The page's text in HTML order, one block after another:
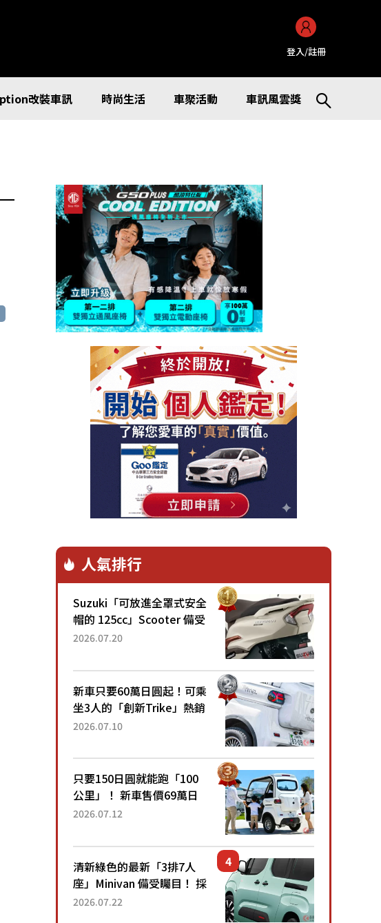
登入/註冊
改裝車訊 時尚生活 車聚活動 車訊風雲獎
人氣排行
Suzuki「可放進全罩式安全
帽的 125cc」Scooter 備受
矚目！採用全新流線設計與
已陸續開始出口的新款
「B...
2026.07.20
新車只要60萬日圓起！可乘
坐3人的「創新Trike」熱銷
大賣成為人氣車款！「養車
日圓就能跑100公里」「小
朋友坐得...
2026.07.10
只要150日圓就能跑「100
公里」！ 新車售價69萬日
圓的「3人座」Trike大受歡
為何能迅速熱賣？
2026.07.12
清新綠色的最新「3排7人
座」Minivan 備受矚目！ 採
用全長4.7公尺剛剛好的車
2026.07.22